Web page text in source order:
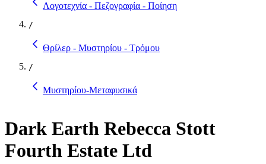
Λογοτεχνία - Πεζογραφία - Ποίηση
/
Θρίλερ - Μυστηρίου - Τρόμου
/
Μυστηρίου-Μεταφυσικά
Dark Earth Rebecca Stott
Fourth Estate Ltd